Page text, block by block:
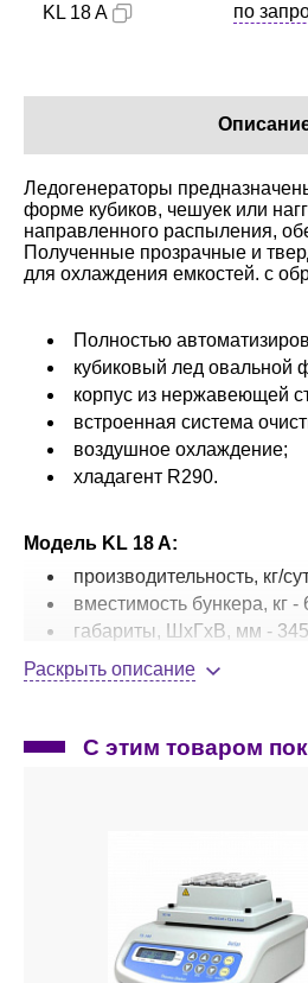
KL 18 A по
Ледогенераторы
форме кубиков, чешуек или
направленного распыления,
Полученные прозрачные и
для охлаждения емкостей. с
Полностью
кубиковый лед
корпус из нержавеющей
встроенная система
воздушное охлаждение;
хладагент R290.
Модель KL 18 A:
производительность, кг/
вместимость бункера, кг -
габариты, ШхГхВ, мм -
по запросу.
Раскрыть описание
С этим товаром